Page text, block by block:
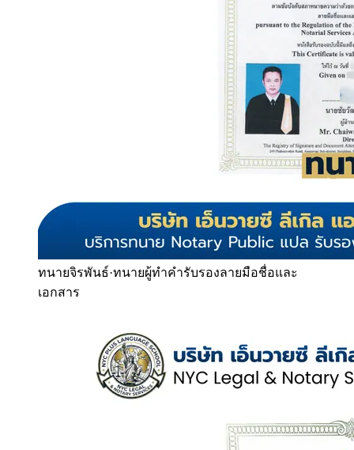
ทนายจิรพันธ์·ทนายผู้ทำคำรับรองลายมือชื่อและ
เอกสาร